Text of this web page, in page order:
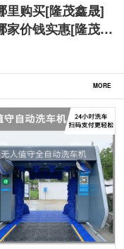
里购买[隆茂鑫晟]
家价钱实惠[隆茂鑫
MORE